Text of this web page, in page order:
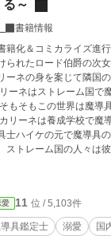
～
書籍情報
籍化＆コミカライズ進
られたロード伯爵の次
ーネの身を案じて隣国
ーネはストレーム国で
もそもこの世界は魔導
リーネは養成学校で魔
士ハイケの元で魔導具
ストレーム国の人々は
だけ、同じ養成学校に
女カリーネが、隣国で
ンタジー物語。 もちろ
りません！！
愛 11 位 / 5,103件
具鑑定士 溺愛 国